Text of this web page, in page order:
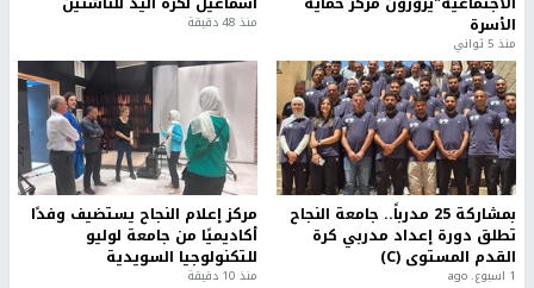
الأسرة
منذ 5 ثواني
منذ 48 دقيقة
بمشاركة 25 مدرباً.. جامعة النجاح
تطلق دورة إعداد مدربي كرة
القدم المستوى (C)
1 اسبوع. ago
مركز إعلام النجاح يستضيف وفدًا
أكاديميًا من جامعة لوليو
للتكنولوجيا السويدية
منذ 10 دقيقة